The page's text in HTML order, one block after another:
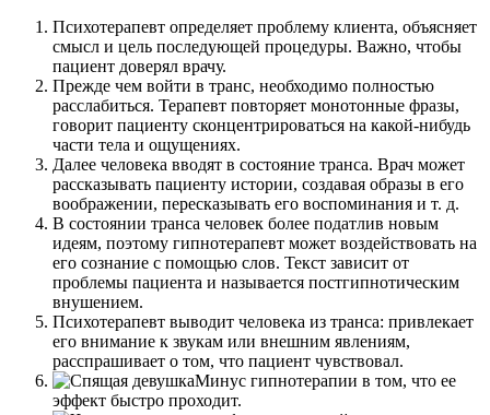
Психотерапевт определяет проблему клиента, объясняет
смысл и цель последующей процедуры. Важно, чтобы
пациент доверял врачу.
Прежде чем войти в транс, необходимо полностью
расслабиться. Терапевт повторяет монотонные фразы,
говорит пациенту сконцентрироваться на какой-нибудь
части тела и ощущениях.
Далее человека вводят в состояние транса. Врач может
рассказывать пациенту истории, создавая образы в его
воображении, пересказывать его воспоминания и т. д.
В состоянии транса человек более податлив новым
идеям, поэтому гипнотерапевт может воздействовать на
его сознание с помощью слов. Текст зависит от
проблемы пациента и называется постгипнотическим
внушением.
Психотерапевт выводит человека из транса: привлекает
его внимание к звукам или внешним явлениям,
расспрашивает о том, что пациент чувствовал.
Минус гипнотерапии в том, что ее
эффект быстро проходит.